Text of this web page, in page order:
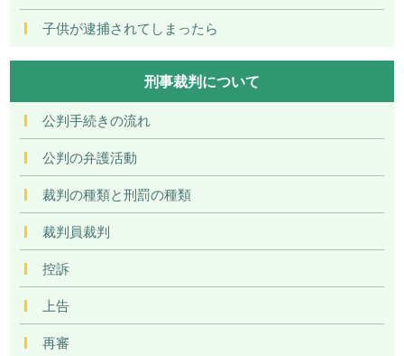
子供が逮捕されてしまったら
刑事裁判について
公判手続きの流れ
公判の弁護活動
裁判の種類と刑罰の種類
裁判員裁判
控訴
上告
再審